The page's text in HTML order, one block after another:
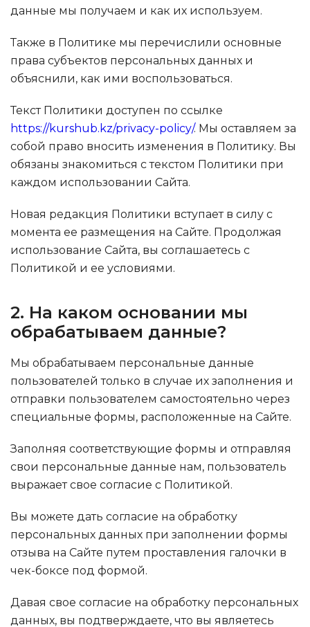
данные мы получаем и как их используем.
Также в Политике мы перечислили основные
права субъектов персональных данных и
объяснили, как ими воспользоваться.
Текст Политики доступен по ссылке
https://kurshub.kz/privacy-policy/. Мы оставляем за
собой право вносить изменения в Политику. Вы
обязаны знакомиться с текстом Политики при
каждом использовании Сайта.
Новая редакция Политики вступает в силу с
момента ее размещения на Сайте. Продолжая
использование Сайта, вы соглашаетесь с
Политикой и ее условиями.
2. На каком основании мы
обрабатываем данные?
Мы обрабатываем персональные данные
пользователей только в случае их заполнения и
отправки пользователем самостоятельно через
специальные формы, расположенные на Сайте.
Заполняя соответствующие формы и отправляя
свои персональные данные нам, пользователь
выражает свое согласие с Политикой.
Вы можете дать согласие на обработку
персональных данных при заполнении формы
отзыва на Сайте путем проставления галочки в
чек-боксе под формой.
Давая свое согласие на обработку персональных
данных, вы подтверждаете, что вы являетесь